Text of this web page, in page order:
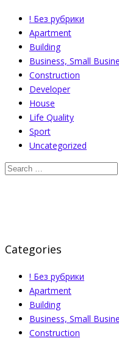
! Без рубрики
Apartment
Building
Business, Small
Construction
Developer
House
Life Quality
Sport
Uncategorized
Categories
! Без рубрики
Apartment
Building
Business, Small
Construction